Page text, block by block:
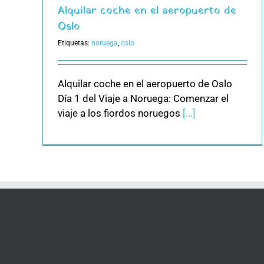
Alquilar coche en el aeropuerto de
Oslo
Etiquetas: noruega oslo
Alquilar coche en el aeropuerto de Oslo
Día 1 del Viaje a Noruega: Comenzar el
viaje a los fiordos noruegos [...]